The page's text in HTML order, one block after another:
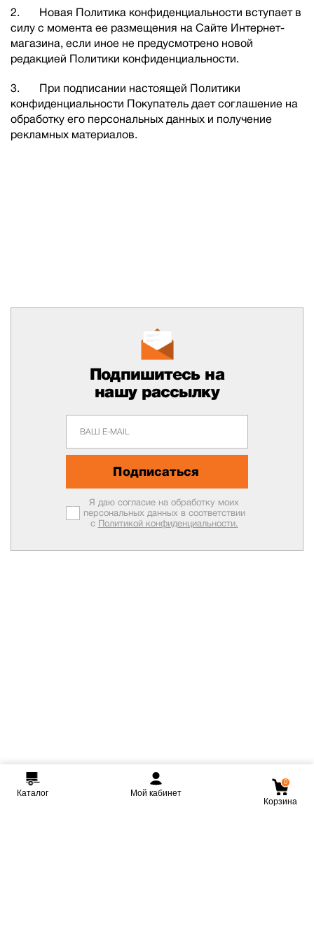
2. Новая Политика конфиденциальности вступает в
силу с момента ее размещения на Сайте Интернет-
магазина, если иное не предусмотрено новой
редакцией Политики конфиденциальности.
3. При подписании настоящей Политики
конфиденциальности Покупатель дает соглашение на
обработку его персональных данных и получение
рекламных материалов.
Подпишитесь на
нашу рассылку
Подписаться
Я даю согласие на обработку моих
персональных данных в соответствии
с Политикой конфиденциальности.
Каталог Мой кабинет
0
Корзина